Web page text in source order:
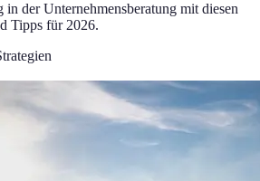
der Unternehmensberatung mit diesen
Tipps für 2026.